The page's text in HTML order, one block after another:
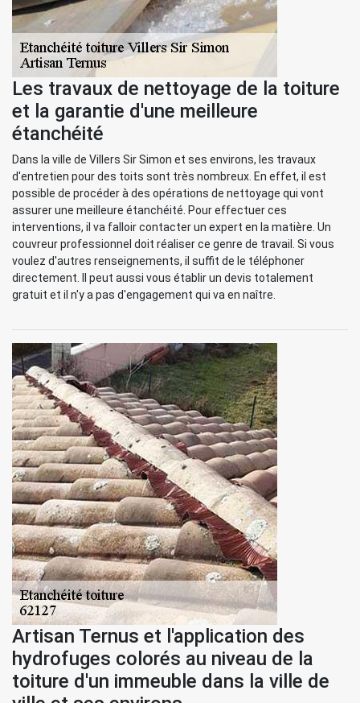
Les travaux de nettoyage de la toiture
et la garantie d'une meilleure
étanchéité
Dans la ville de Villers Sir Simon et ses environs, les travaux
d'entretien pour des toits sont très nombreux. En effet, il est
possible de procéder à des opérations de nettoyage qui vont
assurer une meilleure étanchéité. Pour effectuer ces
interventions, il va falloir contacter un expert en la matière. Un
couvreur professionnel doit réaliser ce genre de travail. Si vous
voulez d'autres renseignements, il suffit de le téléphoner
directement. Il peut aussi vous établir un devis totalement
gratuit et il n'y a pas d'engagement qui va en naître.
Artisan Ternus et l'application des
hydrofuges colorés au niveau de la
toiture d'un immeuble dans la ville de